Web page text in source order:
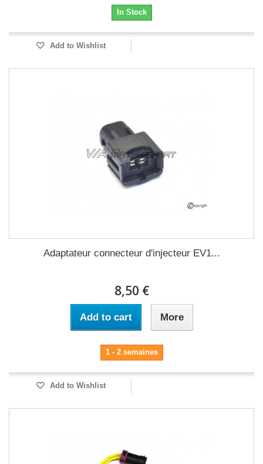
In Stock
Add to Wishlist
Adaptateur connecteur d'injecteur EV1...
8,50 €
Add to cart More
1 - 2 semaines
Add to Wishlist